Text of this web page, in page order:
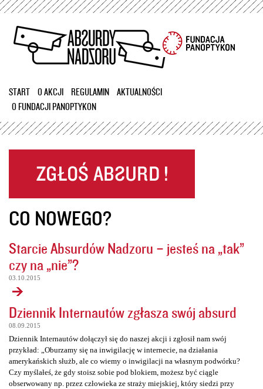
Przejdź
treści
START O AKCJI REGULAMIN
AKTUALNOŚCI
O FUNDACJI PANOPTYKON
CO NOWEGO?
Starcie Absurdów Nadzoru – jesteś na „tak”
czy na „nie”?
03.10.2015
Dziennik Internautów zgłasza swój absurd
08.09.2015
Dziennik Internautów dołączył się do naszej akcji i zgłosił nam swój
przykład: „Oburzamy się na inwigilację w internecie, na działania
amerykańskich służb, ale co wiemy o inwigilacji na własnym podwórku?
Czy myślałeś, że gdy stoisz sobie pod blokiem, możesz być ciągle
obserwowany np. przez człowieka ze straży miejskiej, który siedzi przy